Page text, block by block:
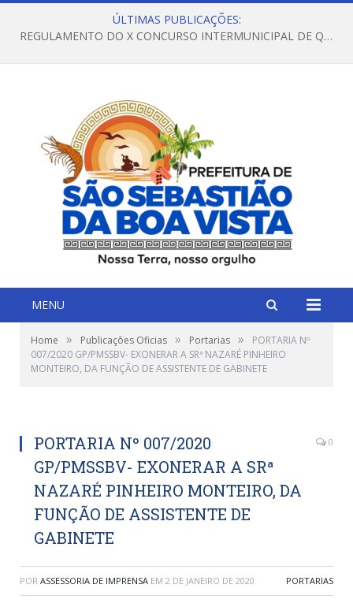
ÚLTIMAS PUBLICAÇÕES:
REGULAMENTO DO X CONCURSO INTERMUNICIPAL DE QUADRILHAS JUNINAS – 2026 – ARRAIÁ DA VENEZA
MENU
Home » Publicações Oficias » Portarias »
PORTARIA Nº
007/2020 GP/PMSSBV- EXONERAR A SRª NAZARÉ PINHEIRO
MONTEIRO, DA FUNÇÃO DE ASSISTENTE DE GABINETE
PORTARIA Nº 007/2020
GP/PMSSBV- EXONERAR A SRª
NAZARÉ PINHEIRO MONTEIRO, DA
FUNÇÃO DE ASSISTENTE DE
GABINETE
0
POR ASSESSORIA DE IMPRENSA EM 2 DE JANEIRO DE 2020 PORTARIAS